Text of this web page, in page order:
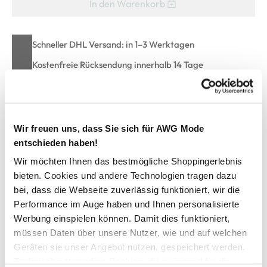
Wir freuen uns, dass Sie sich für AWG Mode
entschieden haben!
Wir möchten Ihnen das bestmögliche Shoppingerlebnis
bieten. Cookies und andere Technologien tragen dazu
bei, dass die Webseite zuverlässig funktioniert, wir die
Performance im Auge haben und Ihnen personalisierte
Werbung einspielen können. Damit dies funktioniert,
müssen Daten über unsere Nutzer, wie und auf welchen
Geräten sie unser Angebot nutzen, gespeichert werden.
In den Warenkorb
Schneller DHL Versand: in 1–3 Werktagen
Kostenfreie Rücksendung innerhalb 14 Tage
Kostenlose Filiallieferung in Ihre Wunschfiliale
Zur Wunschliste hinzufügen
Große Größen Shirt mit Strasssteinchen
modisches Shirt von Sonja Blank
mit Rundhals-Ausschnitt
überschnittene Ärmel
vorne mit Streifen und Glitzersteinchen